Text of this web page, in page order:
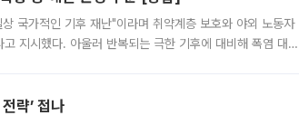
국가적인 기후 재난"이라며 취약계층 보호와 야외 노동자
지시했다. 아울러 반복되는 극한 기후에 대비해 폭염 대응
략’ 접나